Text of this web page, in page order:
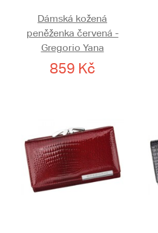
Dámská kožená
peněženka červená -
Gregorio Yana
859 Kč